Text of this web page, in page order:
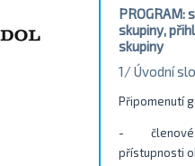
skupiny,
skupiny
1/ Úvodní
Připomenutí
- členové
přístupnosti